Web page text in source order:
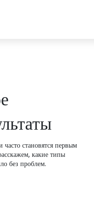
становятся первым
какие типы
без проблем.